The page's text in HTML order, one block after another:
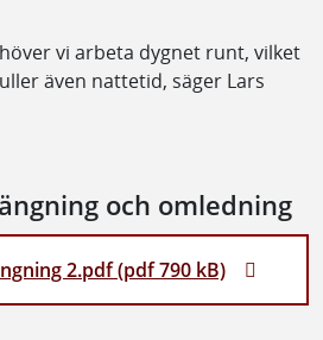
vi arbeta dygnet runt, vilket
även nattetid, säger Lars
och omledning
2.pdf (pdf 790 kB)